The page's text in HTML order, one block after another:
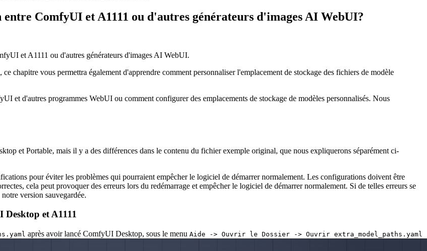
ComfyUI et A1111 ou d'autres générateurs d'images AI WebUI?
et A1111 ou d'autres générateurs d'images AI WebUI.
chapitre vous permettra également d'apprendre comment personnaliser l'emplacement de stockage des fichiers de modèle
et d'autres programmes WebUI ou comment configurer des emplacements de stockage de modèles personnalisés. Nous
et Portable, mais il y a des différences dans le contenu du fichier exemple original, que nous expliquerons séparément ci-
pour éviter les problèmes qui pourraient empêcher le logiciel de démarrer normalement. Les configurations doivent être
cela peut provoquer des erreurs lors du redémarrage et empêcher le logiciel de démarrer normalement. Si de telles erreurs se
version sauvegardée.
et A1111
après avoir lancé ComfyUI Desktop, sous le menu Aide -> Ouvrir le Dossier -> Ouvrir extra_model_paths.yaml